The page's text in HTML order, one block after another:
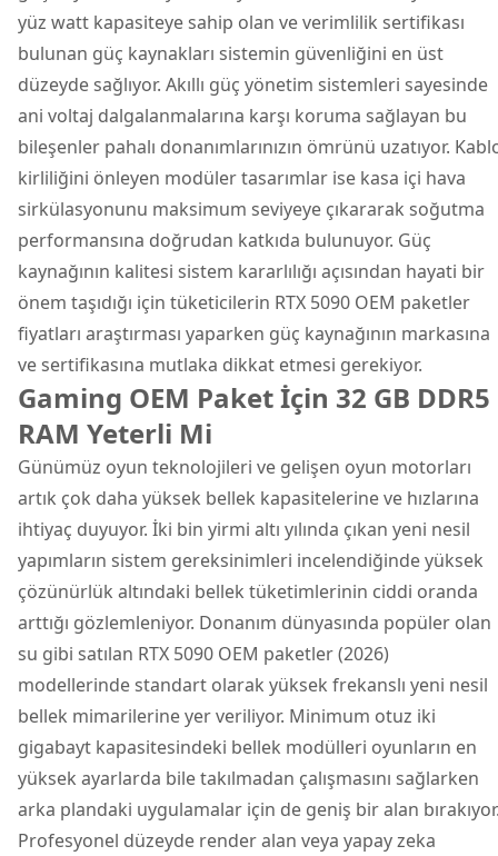
yüz watt kapasiteye sahip olan ve verimlilik sertifikası
bulunan güç kaynakları sistemin güvenliğini en üst
düzeyde sağlıyor. Akıllı güç yönetim sistemleri sayesinde
ani voltaj dalgalanmalarına karşı koruma sağlayan bu
bileşenler pahalı donanımlarınızın ömrünü uzatıyor.
kirliliğini önleyen modüler tasarımlar ise kasa içi hava
sirkülasyonunu maksimum seviyeye çıkararak soğutma
performansına doğrudan katkıda bulunuyor. Güç
kaynağının kalitesi sistem kararlılığı açısından hayati bir
önem taşıdığı için tüketicilerin RTX 5090 OEM paketler
fiyatları araştırması yaparken güç kaynağının markasına
ve sertifikasına mutlaka dikkat etmesi gerekiyor.
Gaming OEM Paket İçin 32 GB DDR5
RAM Yeterli Mi
Günümüz oyun teknolojileri ve gelişen oyun motorları
artık çok daha yüksek bellek kapasitelerine ve hızlarına
ihtiyaç duyuyor. İki bin yirmi altı yılında çıkan yeni nesil
yapımların sistem gereksinimleri incelendiğinde yüksek
çözünürlük altındaki bellek tüketimlerinin ciddi oranda
arttığı gözlemleniyor. Donanım dünyasında popüler olan
su gibi satılan RTX 5090 OEM paketler (2026)
modellerinde standart olarak yüksek frekanslı yeni nesil
bellek mimarilerine yer veriliyor. Minimum otuz iki
gigabayt kapasitesindeki bellek modülleri oyunların en
yüksek ayarlarda bile takılmadan çalışmasını sağlarken
arka plandaki uygulamalar için de geniş bir alan
Profesyonel düzeyde render alan veya yapay zeka